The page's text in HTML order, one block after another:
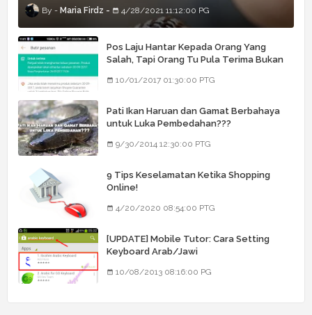
Maria Firdz 4/28/2021 11:12:00 PG
Pos Laju Hantar Kepada Orang Yang
Salah, Tapi Orang Tu Pula Terima Bukan
10/01/2017 01:30:00 PTG
Pati Ikan Haruan dan Gamat Berbahaya
untuk Luka Pembedahan???
9/30/2014 12:30:00 PTG
9 Tips Keselamatan Ketika Shopping
Online!
4/20/2020 08:54:00 PTG
[UPDATE] Mobile Tutor: Cara Setting
Keyboard Arab/Jawi
10/08/2013 08:16:00 PG